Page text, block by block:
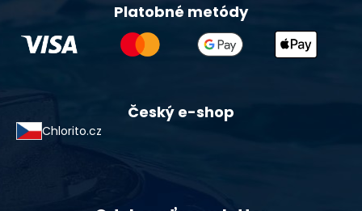
Platobné metódy
Český e-shop
Chlorito.cz